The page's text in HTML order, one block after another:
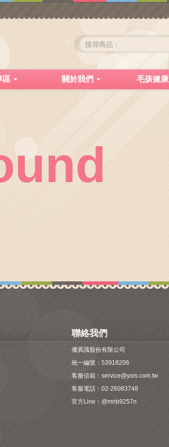
區 關於我們 毛孩健
聯絡我們
優異識股份有限公司
統一編號：53918206
客服信箱： service@yois.com.tw
客服電話：02-26083748
官方Line： @mnb9257n